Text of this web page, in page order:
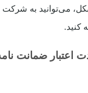
می‌توانید به شرکت
کنید.
اعتبار ضمانت